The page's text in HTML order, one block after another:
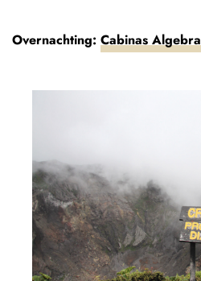
Overnachting: Cabinas Algebra